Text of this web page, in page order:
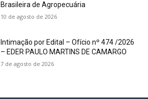
Brasileira de Agropecuária
10 de agosto de 2026
Intimação por Edital – Ofício nº 474 /2026
– EDER PAULO MARTINS DE CAMARGO
7 de agosto de 2026